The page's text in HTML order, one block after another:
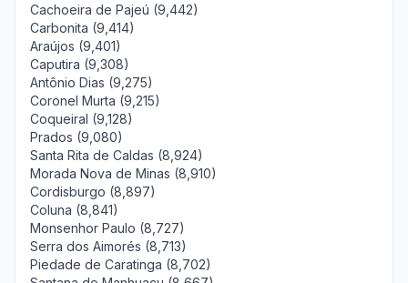
Cachoeira de Pajeú (9,442)
Carbonita (9,414)
Araújos (9,401)
Caputira (9,308)
Antônio Dias (9,275)
Coronel Murta (9,215)
Coqueiral (9,128)
Prados (9,080)
Santa Rita de Caldas (8,924)
Morada Nova de Minas (8,910)
Cordisburgo (8,897)
Coluna (8,841)
Monsenhor Paulo (8,727)
Serra dos Aimorés (8,713)
Piedade de Caratinga (8,702)